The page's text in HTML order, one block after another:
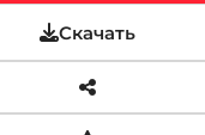
Скачать